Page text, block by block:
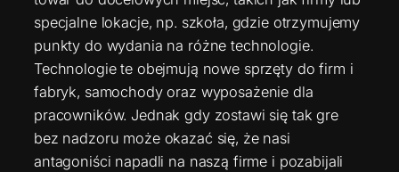
specjalne lokacje, np. szkoła, gdzie otrzymujemy
punkty do wydania na różne technologie.
Technologie te obejmują nowe sprzęty do firm i
fabryk, samochody oraz wyposażenie dla
pracowników. Jednak gdy zostawi się tak gre
bez nadzoru może okazać się, że nasi
antagoniści napadli na naszą firme i pozabijali